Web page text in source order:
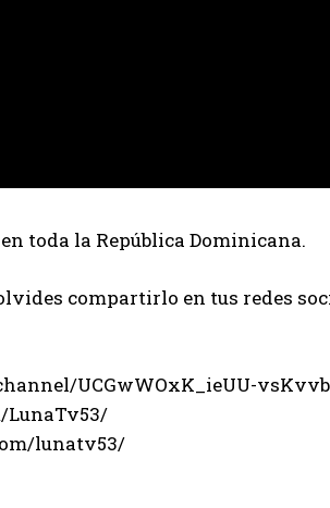
toda la República Dominicana.
compartirlo en tus redes
UCGwWOxK_ieUU-
LunaTv53/
lunatv53/